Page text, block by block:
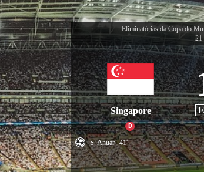
Eliminatórias da Copa do
21
Singapore
D
S. Anuar 41'